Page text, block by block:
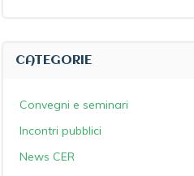
CATEGORIE
Convegni e seminari
Incontri pubblici
News CER